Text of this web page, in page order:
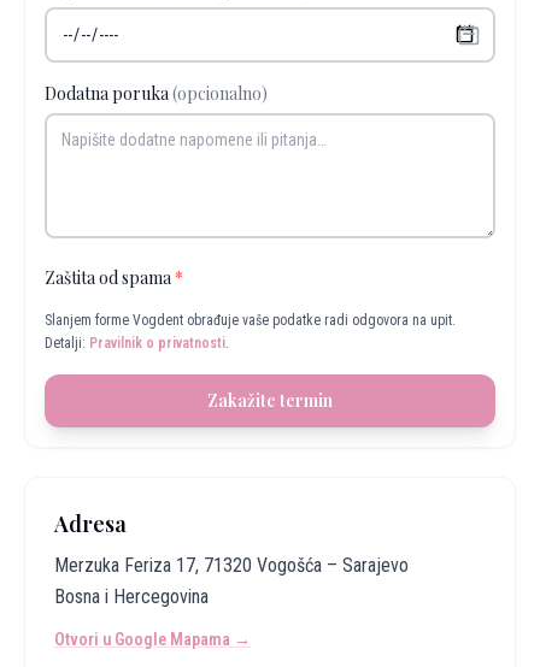
Dodatna poruka(opcionalno)
Zaštita od spama *
Slanjem forme Vogdent obrađuje vaše podatke radi odgovora na upit.
Detalji: Pravilnik o privatnosti.
Zakažite termin
Adresa
Merzuka Feriza 17, 71320 Vogošća – Sarajevo
Bosna i Hercegovina
Otvori u Google Mapama →